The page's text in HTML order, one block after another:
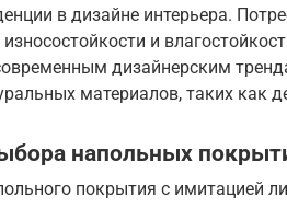
в дизайне интерьера.
износостойкости и
дизайнерским
материалов, таких как
напольных
покрытия с имитацией